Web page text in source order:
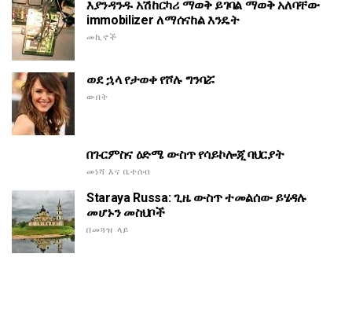
እያንዳንዱ አሽከርካሪ ማወቅ ይገባል ማወቅ አለባቸው
immobilizer ለማሰናከል እንዴት
መኪኖች
ወደ ኋላ የታወቀ የሾሉ ግንባሯ
ውበት
በጉርምስና ዕድሜ ውስጥ የሳይኮሎጂ ባህርያት
መነሻ እና ቤተሰብ
Staraya Russa: ጊዜ ውስጥ ተመልሰው ይሄዳሉ
መሆኑን መስህቦች
በመጓዝ ላይ